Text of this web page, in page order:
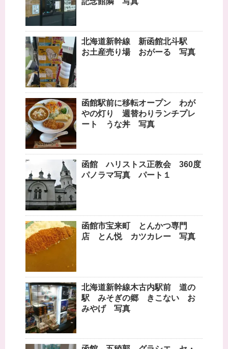
北海道新幹線 新函館北斗駅
お土産売り場 おがーる 写真
函館駅前に移転オープン わが
やの灯り 週替わりランチプレ
ート うな丼 写真
函館 ハリストス正教会 360度
パノラマ写真 パート１
函館市宝来町 とんかつ専門
店 とん悦 カツカレー 写真
北海道新幹線木古内駅前 道の
駅 みそぎの郷 きこない お
みやげ 写真